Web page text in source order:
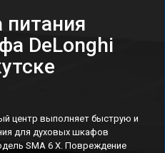
DeLonghi
центр выполняет быструю и
для духовых шкафов
SMA 6 X. Повреждение